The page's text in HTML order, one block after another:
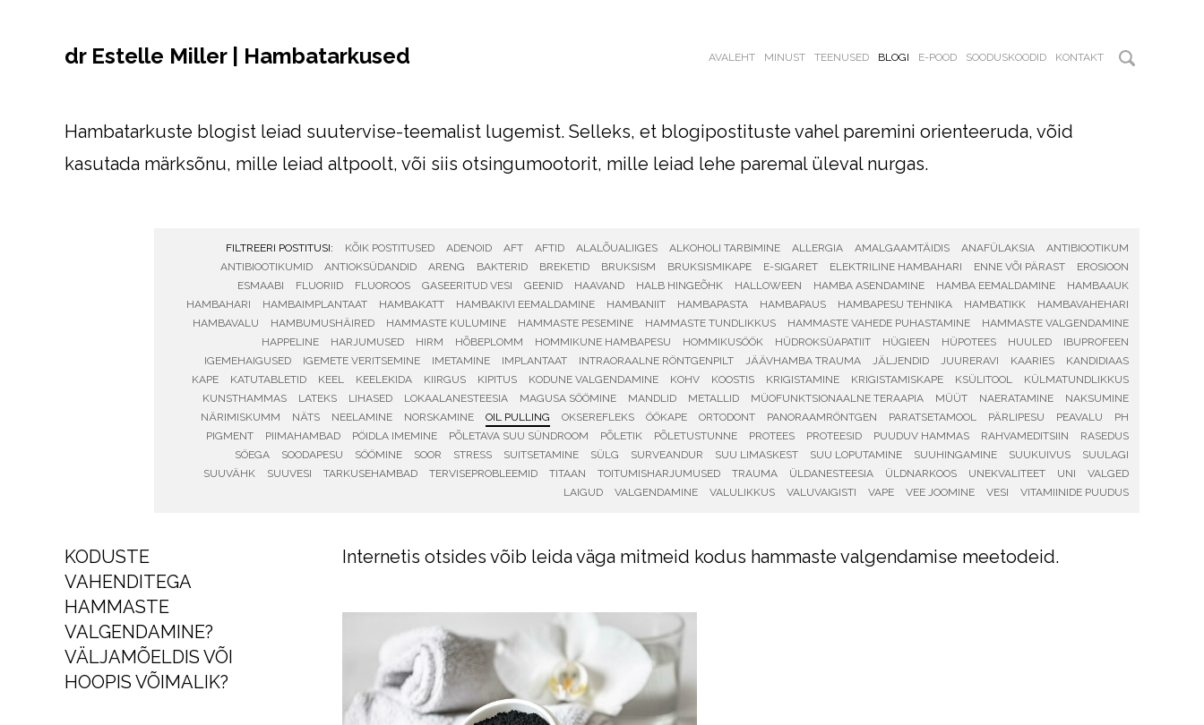
dr Estelle Miller | Hambatarkused AVALEHT MINUST TEENUSED BLOGI E-POOD SOODUSKOODID KONTAKT
Hambatarkuste blogist leiad suutervise-teemalist lugemist. Selleks, et blogipostituste vahel paremini orienteeruda, võid
kasutada märksõnu, mille leiad altpoolt, või siis otsingumootorit, mille leiad lehe paremal üleval nurgas.
FILTREERI POSTITUSI: KÕIK POSTITUSED ADENOID AFT AFTID ALALÕUALIIGES ALKOHOLI TARBIMINE ALLERGIA AMALGAAMTÄIDIS ANAFÜLAKSIA
ANTIBIOOTIKUM
ANTIBIOOTIKUMID
ANTIOKSÜDANDID ARENG BAKTERID BREKETID BRUKSISM BRUKSISMIKAPE E-SIGARET ELEKTRILINE HAMBAHARI ENNE VÕI PÄRAST
EROSIOON
ESMAABI
FLUORIID FLUOROOS GASEERITUD VESI GEENID HAAVAND HALB HINGEÕHK HALLOWEEN HAMBA ASENDAMINE HAMBA EEMALDAMINE
HAMBAAUK
HAMBAHARI
HAMBAIMPLANTAAT HAMBAKATT HAMBAKIVI EEMALDAMINE HAMBANIIT HAMBAPASTA HAMBAPAUS HAMBAPESU TEHNIKA HAMBATIKK
HAMBAVAHEHARI
HAMBAVALU
HAMBUMUSHÄIRED HAMMASTE KULUMINE HAMMASTE PESEMINE HAMMASTE TUNDLIKKUS HAMMASTE VAHEDE PUHASTAMINE
HAMMASTE VALGENDAMINE
HAPPELINE
HARJUMUSED HIRM HÕBEPLOMM HOMMIKUNE HAMBAPESU HOMMIKUSÖÖK HÜDROKSÜAPATIIT HÜGIEEN HÜPOTEES HUULED
IBUPROFEEN
IGEMEHAIGUSED
IGEMETE VERITSEMINE IMETAMINE IMPLANTAAT INTRAORAALNE RÖNTGENPILT JÄÄVHAMBA TRAUMA JÄLJENDID JUURERAVI KAARIES
KANDIDIAAS
KAPE
KATUTABLETID KEEL KEELEKIDA KIIRGUS KIPITUS KODUNE VALGENDAMINE KOHV KOOSTIS KRIGISTAMINE KRIGISTAMISKAPE KSÜLITOOL
KÜLMATUNDLIKKUS
KUNSTHAMMAS
LATEKS LIHASED LOKAALANESTEESIA MAGUSA SÖÖMINE MANDLID METALLID MÜOFUNKTSIONAALNE TERAAPIA MÜÜT NAERATAMINE
NAKSUMINE
NÄRIMISKUMM
NÄTS NEELAMINE NORSKAMINE OIL PULLING OKSEREFLEKS ÖÖKAPE ORTODONT PANORAAMRÖNTGEN PARATSETAMOOL PÄRLIPESU PEAVALU
PH
PIGMENT
PIIMAHAMBAD PÖIDLA IMEMINE PÕLETAVA SUU SÜNDROOM PÕLETIK PÕLETUSTUNNE PROTEES PROTEESID PUUDUV HAMMAS RAHVAMEDITSIIN
RASEDUS
SÖEGA
SOODAPESU SÖÖMINE SOOR STRESS SUITSETAMINE SÜLG SURVEANDUR SUU LIMASKEST SUU LOPUTAMINE SUUHINGAMINE SUUKUIVUS
SUULAGI
SUUVÄHK
SUUVESI TARKUSEHAMBAD TERVISEPROBLEEMID TITAAN TOITUMISHARJUMUSED TRAUMA ÜLDANESTEESIA ÜLDNARKOOS UNEKVALITEET UNI
VALGED
LAIGUD
VALGENDAMINE VALULIKKUS VALUVAIGISTI VAPE VEE JOOMINE VESI VITAMIINIDE PUUDUS
KODUSTE
VAHENDITEGA
HAMMASTE
VALGENDAMINE?
VÄLJAMÕELDIS VÕI
HOOPIS VÕIMALIK?
Internetis otsides võib leida väga mitmeid kodus hammaste valgendamise meetodeid.